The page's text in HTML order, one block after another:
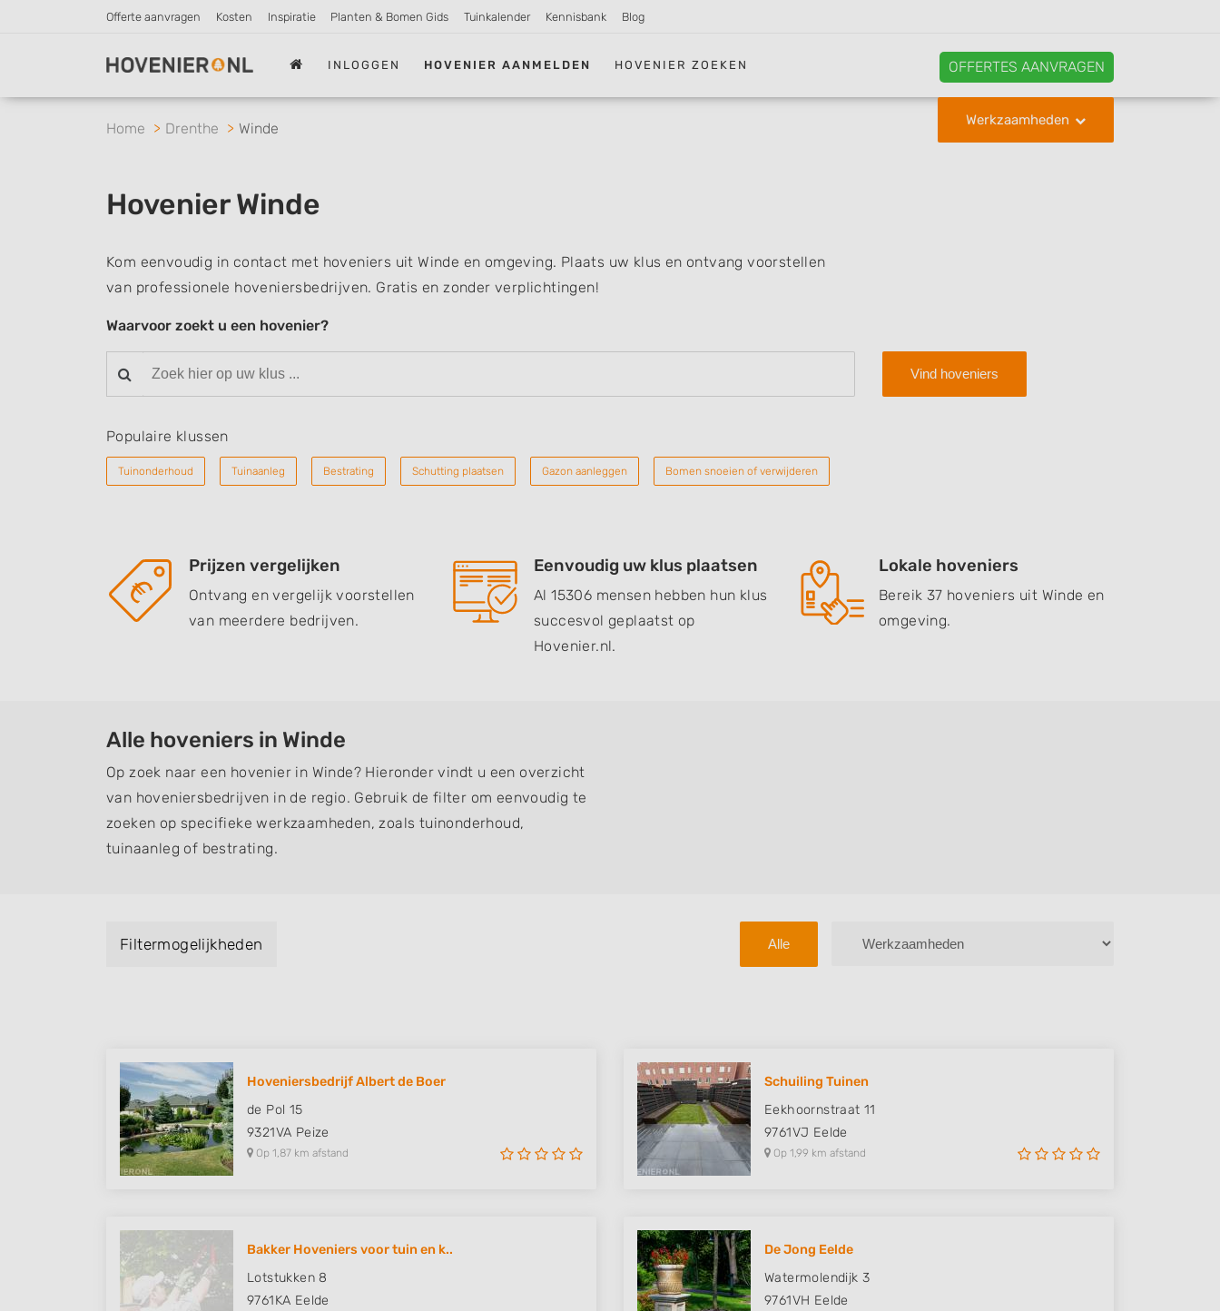
Offerte aanvragen Kosten Inspiratie Planten & Bomen Gids Tuinkalender Kennisbank Blog
INLOGGEN HOVENIER AANMELDEN HOVENIER ZOEKEN OFFERTES AANVRAGEN
Werkzaamheden
Home Drenthe Winde
Hovenier Winde
Kom eenvoudig in contact met hoveniers uit Winde en omgeving. Plaats uw klus en ontvang voorstellen
van professionele hoveniersbedrijven. Gratis en zonder verplichtingen!
Waarvoor zoekt u een hovenier?
Vind hoveniers
Populaire klussen
Tuinonderhoud Tuinaanleg Bestrating Schutting plaatsen Gazon aanleggen Bomen snoeien of verwijderen
Prijzen vergelijken
Ontvang en vergelijk voorstellen
van meerdere bedrijven.
Eenvoudig uw klus plaatsen
Al 15306 mensen hebben hun klus
succesvol geplaatst op
Hovenier.nl.
Lokale hoveniers
Bereik 37 hoveniers uit Winde en
omgeving.
Alle hoveniers in Winde
Op zoek naar een hovenier in Winde? Hieronder vindt u een overzicht
van hoveniersbedrijven in de regio. Gebruik de filter om eenvoudig te
zoeken op specifieke werkzaamheden, zoals tuinonderhoud,
tuinaanleg of bestrating.
Filtermogelijkheden Alle
Hoveniersbedrijf Albert de Boer
de Pol 15
9321VA Peize
Op 1,87 km afstand
Schuiling Tuinen
Eekhoornstraat 11
9761VJ Eelde
Op 1,99 km afstand
Bakker Hoveniers voor tuin en k..
Lotstukken 8
9761KA Eelde
De Jong Eelde
Watermolendijk 3
9761VH Eelde